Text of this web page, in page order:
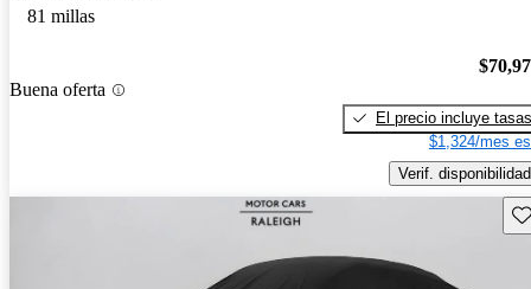
81 millas
Buena oferta
El precio incluye tasas
$1,324/mes
Verif. disponibilidad